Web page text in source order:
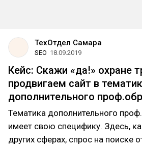
ТехОтдел Самара
SEO 18.09.2019
Кейс: Скажи «да!» охране
продвигаем сайт в
дополнительного
Тематика дополнительного
имеет свою специфику. Здесь,
других сферах, спрос на поиске